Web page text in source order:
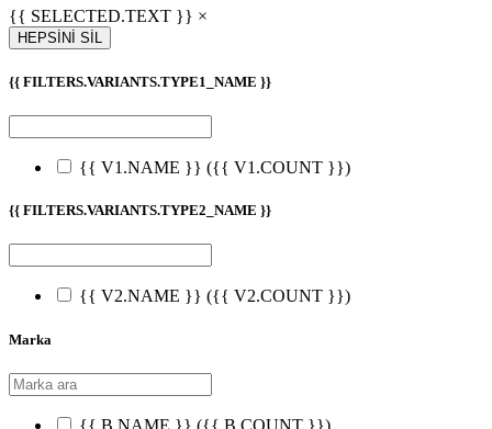
{{ SELECTED.TEXT }} ×
HEPSİNİ SİL
{{ FILTERS.VARIANTS.TYPE1_NAME }}
{{ V1.NAME }} ({{ V1.COUNT }})
{{ FILTERS.VARIANTS.TYPE2_NAME }}
{{ V2.NAME }} ({{ V2.COUNT }})
Marka
{{ B.NAME }} ({{ B.COUNT }})